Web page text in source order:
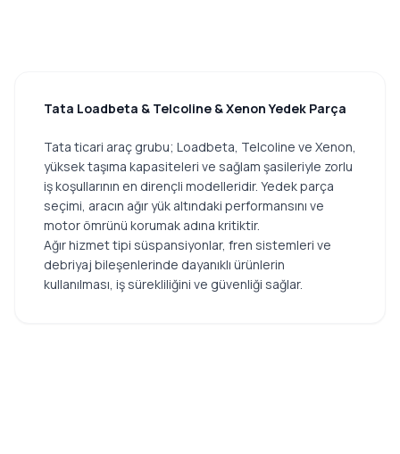
Tata Loadbeta & Telcoline & Xenon Yedek Parça
Tata ticari araç grubu; Loadbeta, Telcoline ve Xenon,
yüksek taşıma kapasiteleri ve sağlam şasileriyle zorlu
iş koşullarının en dirençli modelleridir. Yedek parça
seçimi, aracın ağır yük altındaki performansını ve
motor ömrünü korumak adına kritiktir.
Ağır hizmet tipi süspansiyonlar, fren sistemleri ve
debriyaj bileşenlerinde dayanıklı ürünlerin
kullanılması, iş sürekliliğini ve güvenliği sağlar.